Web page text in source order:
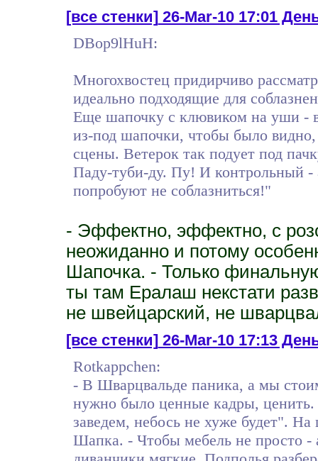
[все стенки]26-Mar-10 17:01
DBop9lHuH:
Многохвостец придирчиво
идеально подходящие для
Еще шапочку с клювиком на уши -
из-под шапочки, чтобы было
сцены. Ветерок так подует под
Паду-туби-ду. Пу! И контрольный -
попробуют не соблазниться!"
- Эффектно, эффектно, с
неожиданно и потому
Шапочка. - Только
ты там Ералаш некстати
не швейцарский, не
[все стенки]26-Mar-10 17:13
Rotkappchen:
- В Шварцвальде паника, а мы
нужно было ценные кадры, ценить.
заведем, небось не хуже будет".
Шапка. - Чтобы мебель не просто -